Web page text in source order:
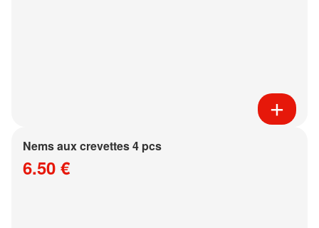
Nems aux crevettes 4 pcs
6.50 €